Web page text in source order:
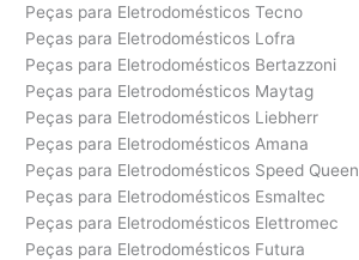
Peças para Eletrodomésticos Tecno
Peças para Eletrodomésticos Lofra
Peças para Eletrodomésticos Bertazzoni
Peças para Eletrodomésticos Maytag
Peças para Eletrodomésticos Liebherr
Peças para Eletrodomésticos Amana
Peças para Eletrodomésticos Speed Queen
Peças para Eletrodomésticos Esmaltec
Peças para Eletrodomésticos Elettromec
Peças para Eletrodomésticos Futura